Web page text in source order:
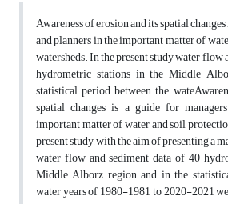
Awareness of erosion and its spatial
and planners in the important matter of
watersheds. In the present study water flow
hydrometric stations in the Middle
statistical period between the
spatial changes is a guide for
important matter of water and soil
present study, with the aim of presenting a
water flow and sediment data of 40
Middle Alborz region and in the
water years of 1980-1981 to 2020-2021